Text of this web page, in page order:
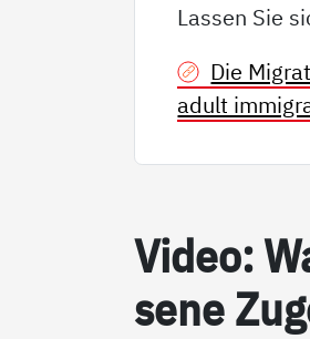
Lassen Sie
Die
adult
Vi­­deo:
se­­­ne